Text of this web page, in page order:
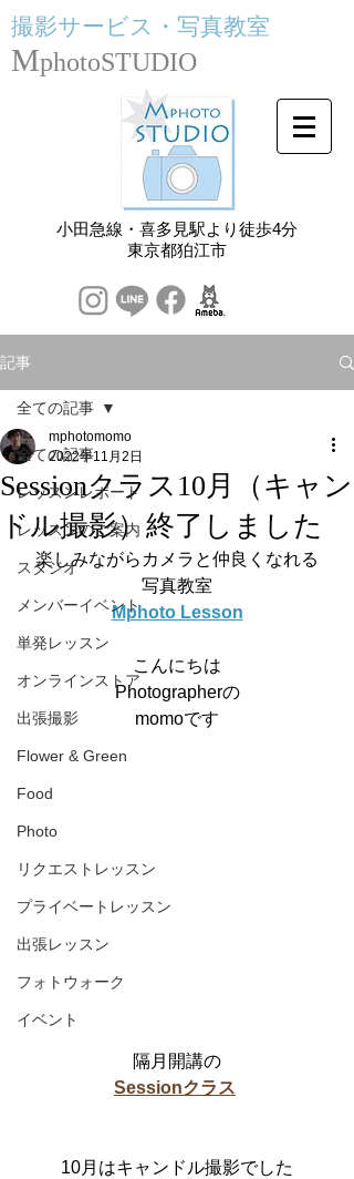
撮影サービス・ 写真教室
MphotoSTUDIO
小田急線・喜多見駅より徒歩4分
​東京都狛江市
記事
全ての記事
レッスンレポート
レッスンのご案内
スタジオ
メンバーイベント
単発レッスン
オンラインストア
出張撮影
Flower & Green
Food
Photo
リクエストレッスン
プライベートレッスン
出張レッスン
フォトウォーク
イベント
全ての記事
Sessionクラス10月（キャン
ドル撮影）終了しました
mphotomomo
2022年11月2日
楽しみながらカメラと仲良くなれる
写真教室
Mphoto Lesson
こんにちは
Photographerの
momoです
隔月開講の
Sessionクラス
10月はキャンドル撮影でした